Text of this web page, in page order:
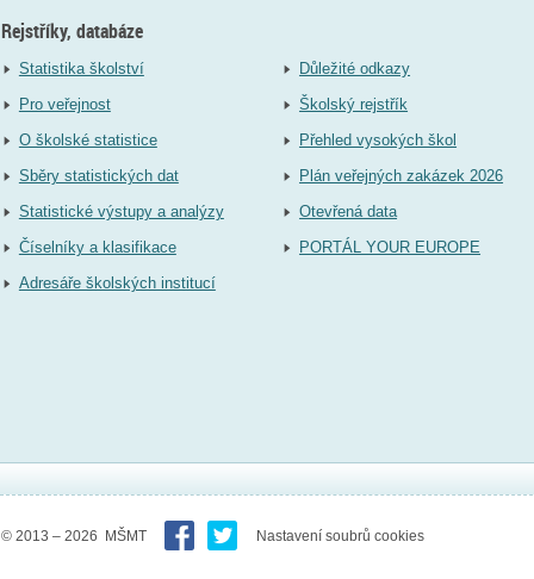
Rejstříky, databáze
Statistika školství
Pro veřejnost
O školské statistice
Sběry statistických dat
Statistické výstupy a analýzy
Číselníky a klasifikace
Adresáře školských institucí
Důležité odkazy
Školský rejstřík
Přehled vysokých škol
Plán veřejných zakázek 2026
Otevřená data
PORTÁL YOUR EUROPE
© 2013 – 2026 MŠMT Nastavení soubrů cookies